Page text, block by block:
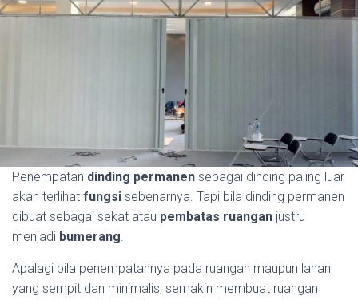
Penempatan dinding permanen sebagai dinding paling luar
akan terlihat fungsi sebenarnya. Tapi bila dinding permanen
dibuat sebagai sekat atau pembatas ruangan justru
menjadi bumerang.
Apalagi bila penempatannya pada ruangan maupun lahan
yang sempit dan minimalis, semakin membuat ruangan